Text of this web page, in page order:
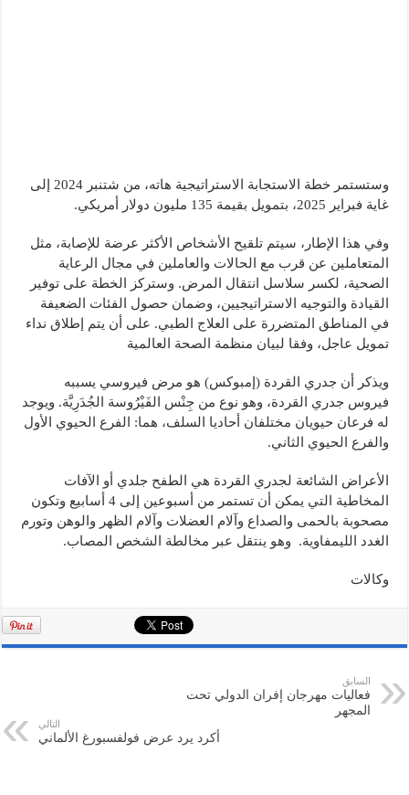
وستستمر خطة الاستجابة الاستراتيجية هاته، من شتنبر 2024 إلى
غاية فبراير 2025، بتمويل بقيمة 135 مليون دولار أمريكي.
وفي هذا الإطار، سيتم تلقيح الأشخاص الأكثر عرضة للإصابة، مثل
المتعاملين عن قرب مع الحالات والعاملين في مجال الرعاية
الصحية، لكسر سلاسل انتقال المرض. وستركز الخطة على توفير
القيادة والتوجيه الاستراتيجيين، وضمان حصول الفئات الضعيفة
في المناطق المتضررة على العلاج الطبي. على أن يتم إطلاق نداء
تمويل عاجل، وفقا لبيان منظمة الصحة العالمية
ويذكر أن جدري القردة (إمبوكس) هو مرض فيروسي يسببه
فيروس جدري القردة، وهو نوع من جِنْس الفَيْرُوسة الجُدَرِيَّة. ويوجد
له فرعان حيويان مختلفان أحاديا السلف، هما: الفرع الحيوي الأول
والفرع الحيوي الثاني.
الأعراض الشائعة لجدري القردة هي الطفح جلدي أو الآفات
المخاطية التي يمكن أن تستمر من أسبوعين إلى 4 أسابيع وتكون
مصحوبة بالحمى والصداع وآلام العضلات وآلام الظهر والوهن وتورم
الغدد الليمفاوية. وهو ينتقل عبر مخالطة الشخص المصاب.
وكالات
السابق
فعاليات مهرجان إفران الدولي تحت
المجهر
التالي
أكرد يرد عرض فولفسبورغ الألماني